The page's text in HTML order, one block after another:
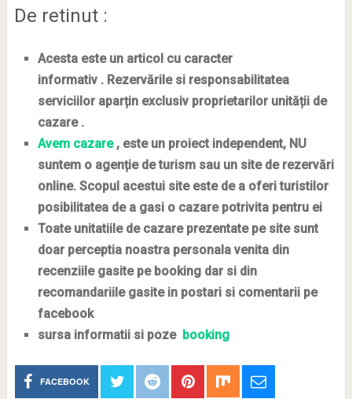
De retinut :
Acesta este un articol cu caracter
informativ . Rezervările si responsabilitatea
serviciilor aparțin exclusiv proprietarilor unității de
cazare .
Avem cazare, este un proiect independent, NU
suntem o agenție de turism sau un site de rezervări
online. Scopul acestui site este de a oferi turistilor
posibilitatea de a gasi o cazare potrivita pentru ei
Toate unitatiile de cazare prezentate pe site sunt
doar perceptia noastra personala venita din
recenziile gasite pe booking dar si din
recomandariile gasite in postari si comentarii pe
facebook
sursa informatii si poze booking
FACEBOOK